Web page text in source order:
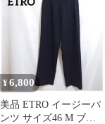
¥6,800
美品 ETRO イージーパ
ンツ サイズ46 M ブラ